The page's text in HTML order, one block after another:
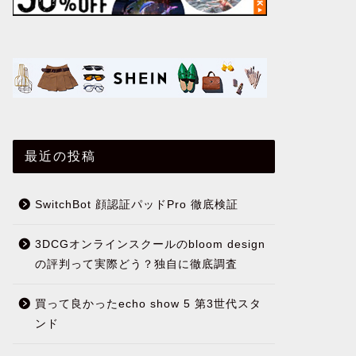
最近の投稿
SwitchBot 顔認証パッドPro 徹底検証
3DCGオンラインスクールのbloom design
の評判って実際どう？独自に徹底調査
買って良かったecho show 5 第3世代スタ
ンド